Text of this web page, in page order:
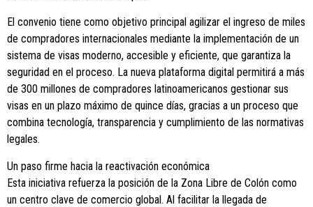
El convenio tiene como objetivo principal agilizar el ingreso de miles
de compradores internacionales mediante la implementación de un
sistema de visas moderno, accesible y eficiente, que garantiza la
seguridad en el proceso. La nueva plataforma digital permitirá a más
de 300 millones de compradores latinoamericanos gestionar sus
visas en un plazo máximo de quince días, gracias a un proceso que
combina tecnología, transparencia y cumplimiento de las normativas
legales.
Un paso firme hacia la reactivación económica
Esta iniciativa refuerza la posición de la Zona Libre de Colón como
un centro clave de comercio global. Al facilitar la llegada de